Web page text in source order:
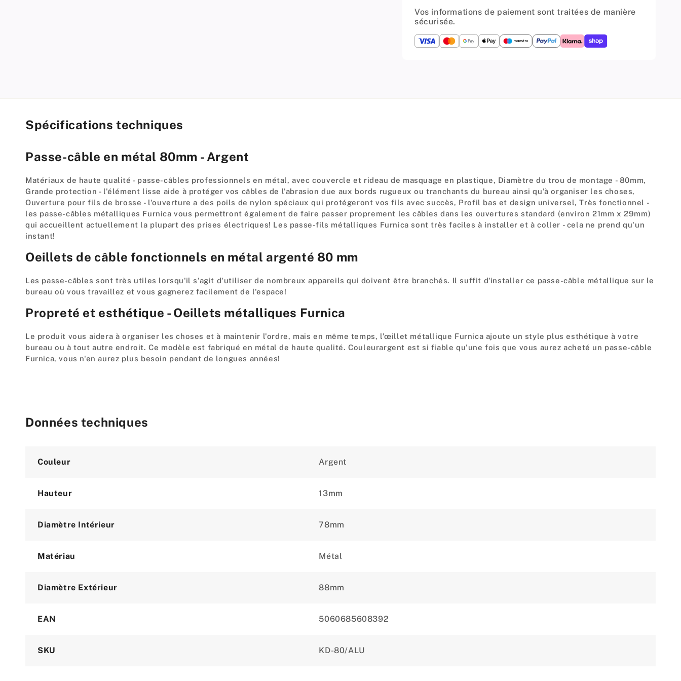
Vos informations de paiement sont traitées de manière
sécurisée.
Spécifications techniques
Passe-câble en métal 80mm - Argent
Matériaux de haute qualité - passe-câbles professionnels en métal, avec couvercle et rideau de masquage en plastique, Diamètre du trou de montage - 80mm,
Grande protection - l'élément lisse aide à protéger vos câbles de l'abrasion due aux bords rugueux ou tranchants du bureau ainsi qu'à organiser les choses,
Ouverture pour fils de brosse - l'ouverture a des poils de nylon spéciaux qui protégeront vos fils avec succès, Profil bas et design universel, Très fonctionnel -
les passe-câbles métalliques Furnica vous permettront également de faire passer proprement les câbles dans les ouvertures standard (environ 21mm x 29mm)
qui accueillent actuellement la plupart des prises électriques! Les passe-fils métalliques Furnica sont très faciles à installer et à coller - cela ne prend qu'un
instant!
Oeillets de câble fonctionnels en métal argenté 80 mm
Les passe-câbles sont très utiles lorsqu'il s'agit d'utiliser de nombreux appareils qui doivent être branchés. Il suffit d'installer ce passe-câble métallique sur le
bureau où vous travaillez et vous gagnerez facilement de l'espace!
Propreté et esthétique - Oeillets métalliques Furnica
Le produit vous aidera à organiser les choses et à maintenir l'ordre, mais en même temps, l'œillet métallique Furnica ajoute un style plus esthétique à votre
bureau ou à tout autre endroit. Ce modèle est fabriqué en métal de haute qualité. Couleurargent est si fiable qu'une fois que vous aurez acheté un passe-câble
Furnica, vous n'en aurez plus besoin pendant de longues années!
Données techniques
Couleur
Argent
Hauteur 13mm
Diamètre Intérieur 78mm
Matériau Métal
Diamètre Extérieur 88mm
EAN 5060685608392
SKU KD-80/ALU